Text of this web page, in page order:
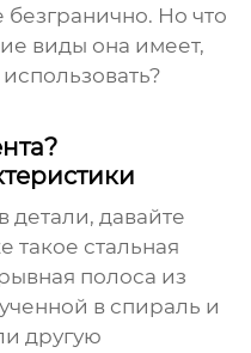
Но что
виды она имеет,
детали, давайте
такое стальная
полоса из
в спираль и
другую